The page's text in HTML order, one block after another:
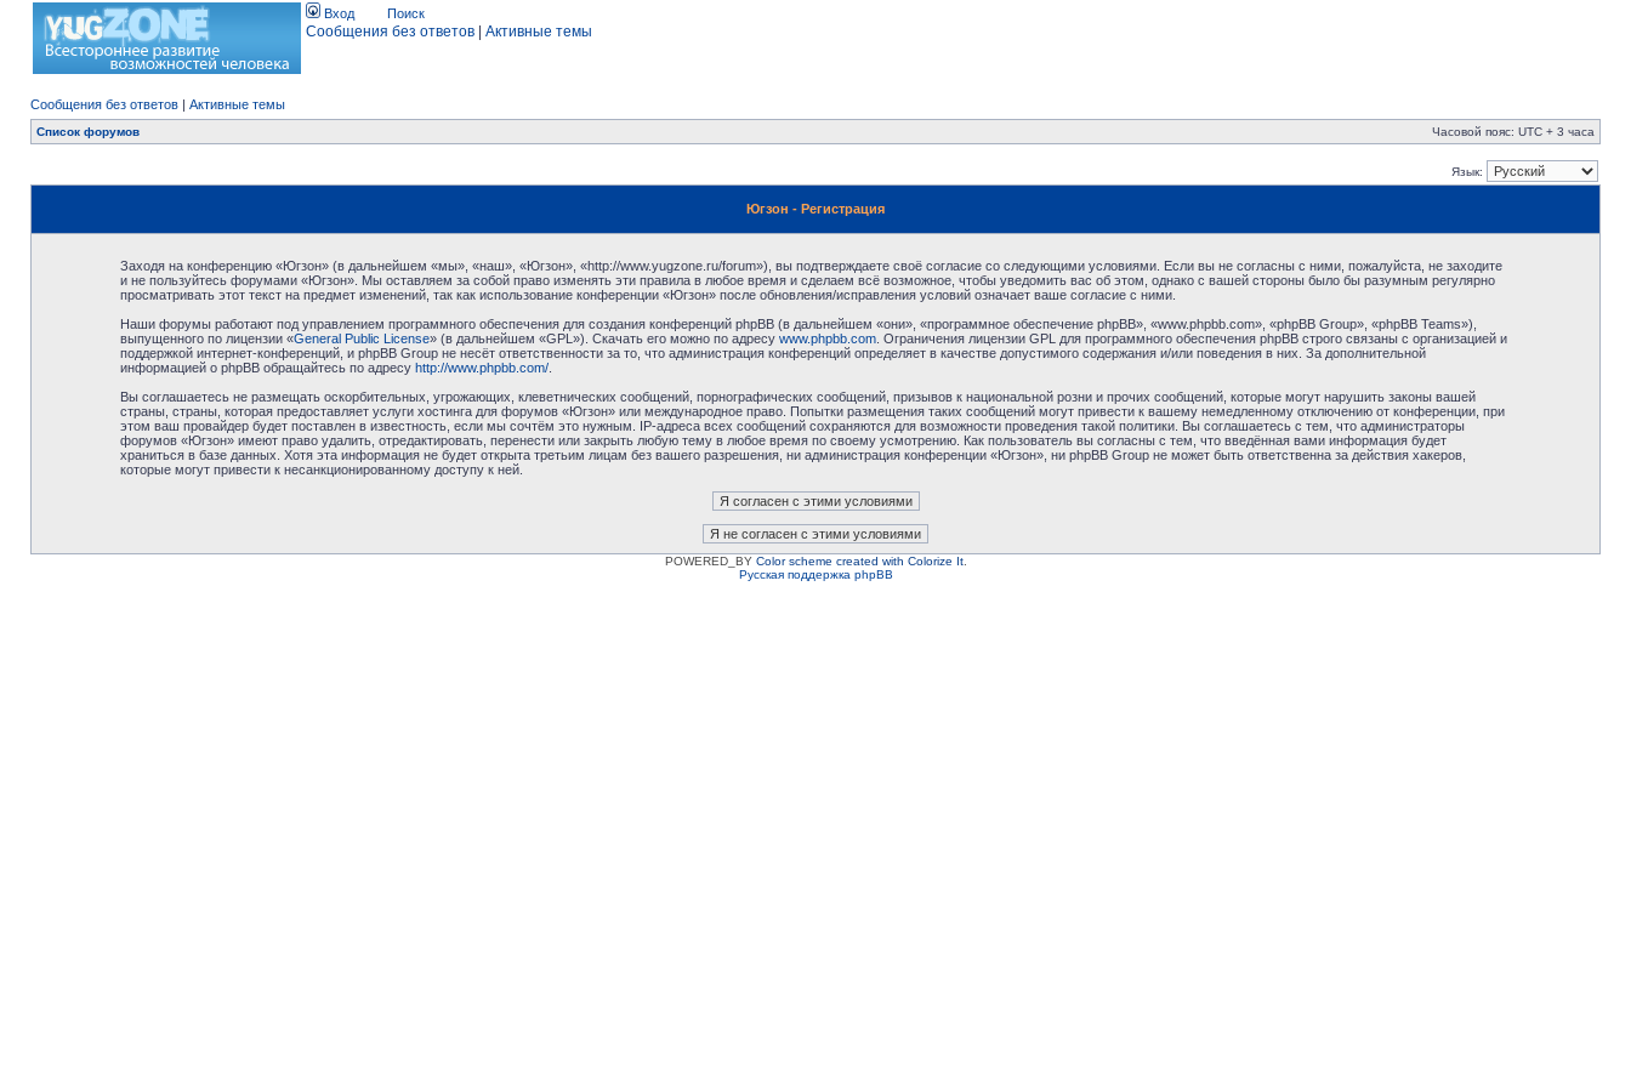
Вход Поиск
Сообщения без ответов Активные темы
Сообщения без ответов | Активные темы
Список форумов Часовой пояс: UTC + 3 часа
Язык:
Югзон - Регистрация
Заходя на конференцию «Югзон» (в дальнейшем «мы», «наш», «Югзон», «http://www.yugzone.ru/forum»), вы подтверждаете своё согласие со следующими условиями. Если вы не согласны с ними, пожалуйста, не заходите
и не пользуйтесь форумами «Югзон». Мы оставляем за собой право изменять эти правила в любое время и сделаем всё возможное, чтобы уведомить вас об этом, однако с вашей стороны было бы разумным регулярно
просматривать этот текст на предмет изменений, так как использование конференции «Югзон» после обновления/исправления условий означает ваше согласие с ними.
Наши форумы работают под управлением программного обеспечения для создания конференций phpBB (в дальнейшем «они», «программное обеспечение phpBB», «www.phpbb.com», «phpBB Group», «phpBB Teams»),
выпущенного по лицензии «General Public License» (в дальнейшем «GPL»). Скачать его можно по адресу www.phpbb.com. Ограничения лицензии GPL для программного обеспечения phpBB строго связаны с организацией и
поддержкой интернет-конференций, и phpBB Group не несёт ответственности за то, что администрация конференций определяет в качестве допустимого содержания и/или поведения в них. За дополнительной
информацией о phpBB обращайтесь по адресу http://www.phpbb.com/.
Вы соглашаетесь не размещать оскорбительных, угрожающих, клеветнических сообщений, порнографических сообщений, призывов к национальной розни и прочих сообщений, которые могут нарушить законы вашей
страны, страны, которая предоставляет услуги хостинга для форумов «Югзон» или международное право. Попытки размещения таких сообщений могут привести к вашему немедленному отключению от конференции, при
этом ваш провайдер будет поставлен в известность, если мы сочтём это нужным. IP-адреса всех сообщений сохраняются для возможности проведения такой политики. Вы соглашаетесь с тем, что администраторы
форумов «Югзон» имеют право удалить, отредактировать, перенести или закрыть любую тему в любое время по своему усмотрению. Как пользователь вы согласны с тем, что введённая вами информация будет
храниться в базе данных. Хотя эта информация не будет открыта третьим лицам без вашего разрешения, ни администрация конференции «Югзон», ни phpBB Group не может быть ответственна за действия хакеров,
которые могут привести к несанкционированному доступу к ней.
POWERED_BY Color scheme created with Colorize It.
Русская поддержка phpBB